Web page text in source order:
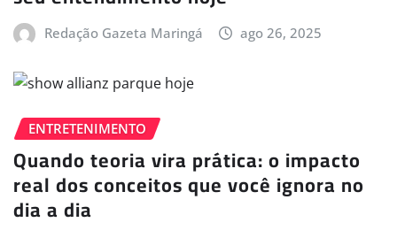
Redação Gazeta Maringá ago 26, 2025
ENTRETENIMENTO
Quando teoria vira prática: o impacto
real dos conceitos que você ignora no
dia a dia